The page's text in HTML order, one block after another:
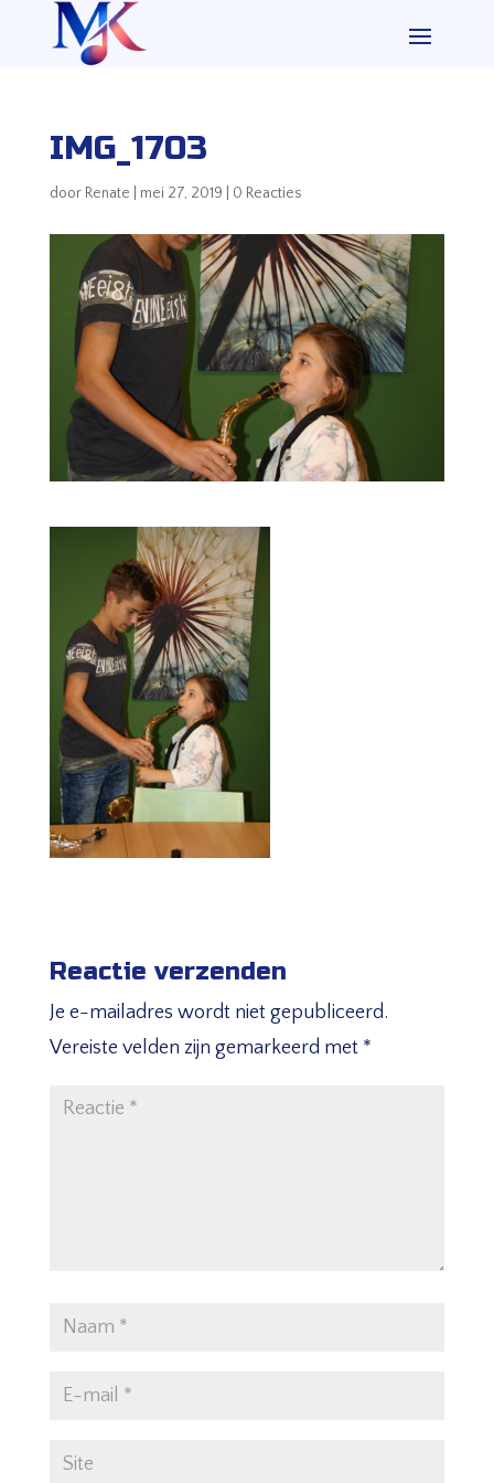
IMG_1703
door Renate mei 27, 2019 0 Reacties
Reactie verzenden
Je e-mailadres wordt niet gepubliceerd.
Vereiste velden zijn gemarkeerd met *